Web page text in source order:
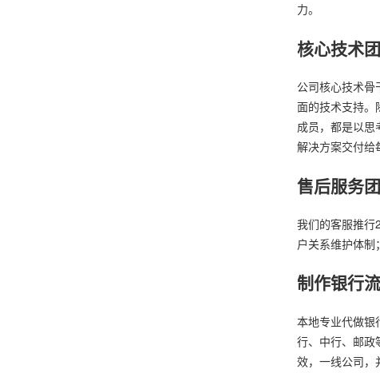
力。
核心技术
公司核心技术
面的技术支持。
成员，都是以
解决方案交付给
售后服务
我们的客服推行
户关系维护体制
制作银行
本地专业代做银
行、中行、邮政
效，一线公司，